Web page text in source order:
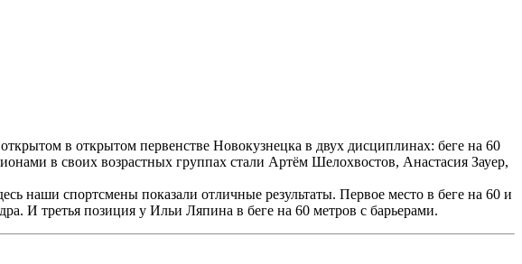
в открытом первенстве Новокузнецка в двух дисциплинах: беге на 60
в своих возрастных группах стали Артём Шелохвостов, Анастасия Зауер,
наши спортсмены показали отличные результаты. Первое место в беге на 60 и
И третья позиция у Ильи Ляпина в беге на 60 метров с барьерами.